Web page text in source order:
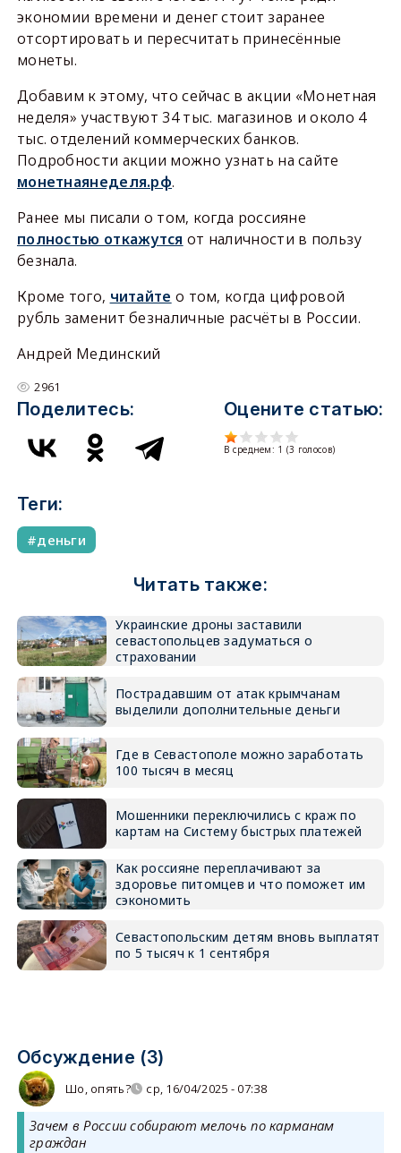
экономии времени и денег стоит заранее
отсортировать и пересчитать принесённые
монеты.
Добавим к этому, что сейчас в акции «Монетная
неделя» участвуют 34 тыс. магазинов и около 4
тыс. отделений коммерческих банков.
Подробности акции можно узнать на сайте
монетнаянеделя.рф.
Ранее мы писали о том, когда россияне
полностью откажутся от наличности в пользу
безнала.
Кроме того, читайте о том, когда цифровой
рубль заменит безналичные расчёты в России.
Андрей Мединский
2961
Поделитесь: Оцените статью:
В среднем: 1 (3 голосов)
Теги:
деньги
Читать также:
Украинские дроны заставили
севастопольцев задуматься о
страховании
Пострадавшим от атак крымчанам
выделили дополнительные деньги
Где в Севастополе можно заработать
100 тысяч в месяц
Мошенники переключились с краж по
картам на Систему быстрых платежей
Как россияне переплачивают за
здоровье питомцев и что поможет им
сэкономить
Севастопольским детям вновь выплатят
по 5 тысяч к 1 сентября
Обсуждение (3)
Шо, опять? ср, 16/04/2025 - 07:38
Зачем в России собирают мелочь по карманам
граждан